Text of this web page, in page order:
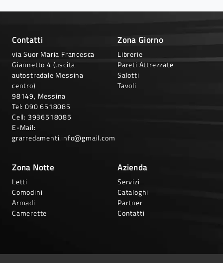
Contatti
via Suor Maria Francesca
Giannetto 4 (uscita
autostradale Messina
centro)
98149, Messina
Tel: 090 6518085
Cell: 3936518085
E-Mail:
grarredamenti.info@gmail.com
Zona Giorno
Librerie
Pareti Attrezzate
Salotti
Tavoli
Zona Notte
Letti
Comodini
Armadi
Camerette
Azienda
Servizi
Cataloghi
Partner
Contatti